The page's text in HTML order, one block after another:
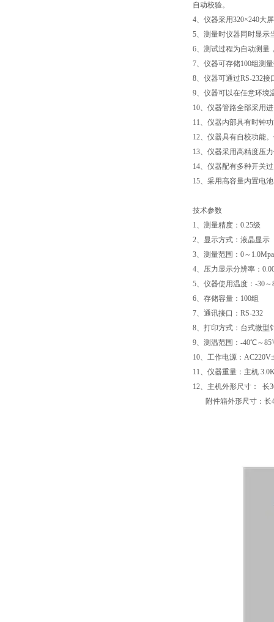
自动校验。
4、仪器采用320×240大
5、测量时仪器同时显示
6、测试过程为自动测量
7、仪器可存储100组测
8、仪器可通过RS-232
9、仪器可以在任意环境
10、仪器管路全部采用
11、仪器内部具有时钟
12、仪器具有自校功能
13、仪器采用高精度压
14、仪器配有多种开关
15、采用高容量内置电
技术参数
1、测量精度：0.25级
2、显示方式：液晶显示
3、测量范围：0～1.0Mpa
4、压力显示分辨率：
5、仪器使用温度：-30
6、存储容量：100组
7、通讯接口：RS-232
8、打印方式：台式微型
9、测温范围：-40℃～
10、工作电源：
11、仪器重量：主机
12、主机外形尺寸： 长
附件箱外形尺寸：长